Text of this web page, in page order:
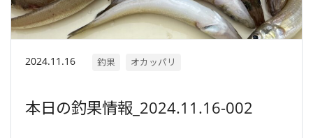
2024.11.16 釣果 オカッパリ
本日の釣果情報_2024.11.16-002